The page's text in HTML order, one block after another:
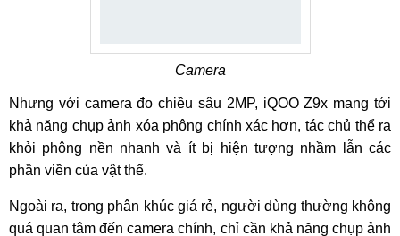
Camera
Nhưng với camera đo chiều sâu 2MP, iQOO Z9x mang tới
khả năng chụp ảnh xóa phông chính xác hơn, tác chủ thể ra
khỏi phông nền nhanh và ít bị hiện tượng nhầm lẫn các
phần viền của vật thể.
Ngoài ra, trong phân khúc giá rẻ, người dùng thường không
quá quan tâm đến camera chính, chỉ cần khả năng chụp ảnh